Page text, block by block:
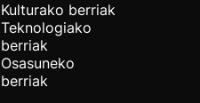
Kulturako berriak
Teknologiako
berriak
Osasuneko
berriak